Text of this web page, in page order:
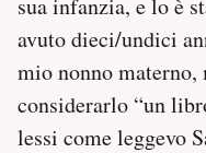
avuto dieci/undici
mio nonno materno,
considerarlo “un
lessi come leggevo